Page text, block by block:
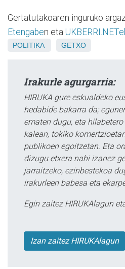
Gertatutakoaren inguruko
Etengaben eta
POLITIKA GETXO
Irakurle agurgarria:
HIRUKA gure eskualdeko
hedabide bakarra da;
ematen dugu, eta
kalean, tokiko
publikoen egoitzetan. Eta
dizugu etxera nahi izanez
jarraitzeko, ezinbestekoa
irakurleen babesa eta
Egin zaitez HIRUKAlagun
Izan zaitez HIRUKAlagun